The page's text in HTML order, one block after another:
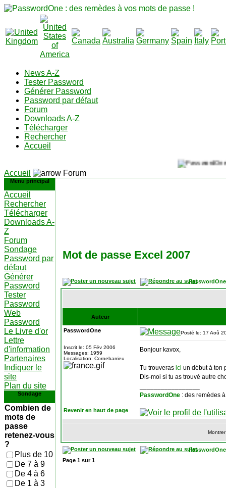
News A-Z
Tester Password
Générer Password
Password par défaut
Forum
Downloads A-Z
Télécharger
Rechercher
Accueil
Accueil Forum
Menu principal
Accueil
Rechercher
Télécharger
Downloads A-
Z
Forum
Sondage
Password par
défaut
Générer
Password
Tester
Password
Web
Password
Le Livre d'or
Lettre
d'information
Partenaires
Indiquer le
site
Plan du site
Sondage
Combien de
mots de
passe
retenez-vous
?
Plus de 10
De 7 à 9
De 4 à 6
De 1 à 3
Mot de passe Excel 2007
Auteur
PasswordOne
Inscrit le: 05 Fév 2006
Messages: 1959
Localisation: Cornebarrieu
Posté le: 17 Aoû
Bonjour kavox,
Tu trouveras ici un début à ton
Dis-moi si tu as trouvé autre
PasswordOne : des remèdes
Revenir en haut de page
Page 1 sur1